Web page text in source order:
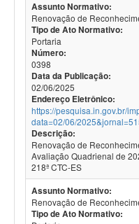
Assunto Normativo:
Renovação de
Tipo de Ato Normativo:
Portaria
Número:
0398
Data da Publicação:
02/06/2025
Endereço Eletrônico:
https://pesquisa.in.gov.br/
data=02/06/
Descrição:
Renovação de
Avaliação Quadrienal de
218ª CTC-ES
Assunto Normativo:
Renovação de
Tipo de Ato Normativo: